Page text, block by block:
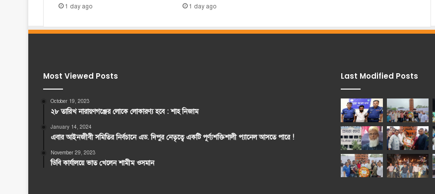
1 day ago 1 day ago
Most Viewed Posts
October 19, 2023
২৮ তারিখ নারায়ণগঞ্জের লোকে লোকারণ্য হবে : শাহ নিজাম
January 14, 2024
এবার আইনজীবী সমিতির নির্বচানে এড. দিপুর নেতৃত্বে একটি পূর্ণ্যশক্তিশালী প্যানেল আসতে পারে !
November 29, 2023
ডিবি কার্যালয়ে ভাত খেলেন শামীম ওসমান
Last Modified Posts